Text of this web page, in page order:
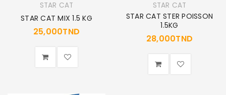
STAR CAT
STAR CAT MIX 1.5 KG
25,000TND
STAR CAT
STAR CAT STER POISSON
1.5KG
28,000TND